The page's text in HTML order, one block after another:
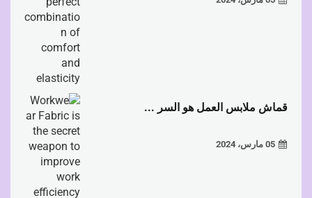
قماش ملابس العمل هو السر ...
05 مارس، 2024